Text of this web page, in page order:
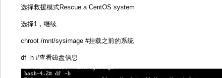
选择救援模式Rescue a CentOS system
选择1，继续
chroot /mnt/sysimage #挂载之前的系统
df -h #查看磁盘信息